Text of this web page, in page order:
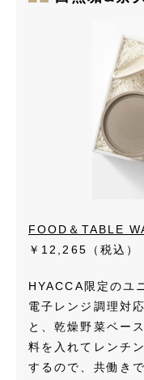
FOOD＆TABLE
￥12,265（税込）
HYACCA限定のユ
電子レンジ調理対
と、乾燥野菜ベー
料を入れてレンチ
するので、共働き